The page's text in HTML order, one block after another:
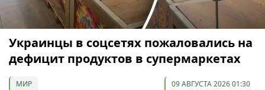
Украинцы в соцсетях пожаловались на
дефицит продуктов в супермаркетах
МИР 09 АВГУСТА 2026 01:30